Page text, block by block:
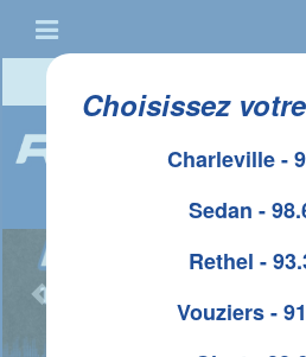
Choisissez
Charleville -
Sedan -
Rethel -
Vouziers -